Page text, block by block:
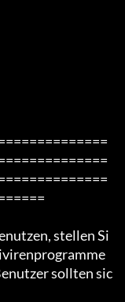
stellen Si
sollten sic